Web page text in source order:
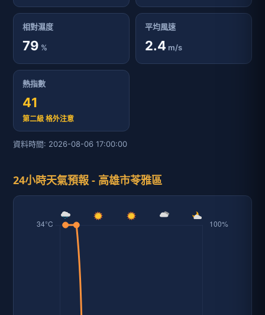
相對濕度
79 %
平均風速
2.4 m/s
熱指數
41
第二級 格外注意
資料時間: 2026-08-06 17:00:00
24小時天氣預報 - 高雄市苓雅區